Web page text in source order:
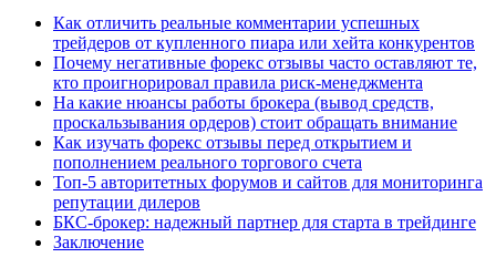
Как отличить реальные комментарии успешных
трейдеров от купленного пиара или хейта конкурентов
Почему негативные форекс отзывы часто оставляют те,
кто проигнорировал правила риск-менеджмента
На какие нюансы работы брокера (вывод средств,
проскальзывания ордеров) стоит обращать внимание
Как изучать форекс отзывы перед открытием и
пополнением реального торгового счета
Топ-5 авторитетных форумов и сайтов для мониторинга
репутации дилеров
БКС-брокер: надежный партнер для старта в трейдинге
Заключение